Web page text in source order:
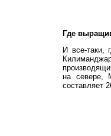
Где
И все-таки,
на севере,
составляет